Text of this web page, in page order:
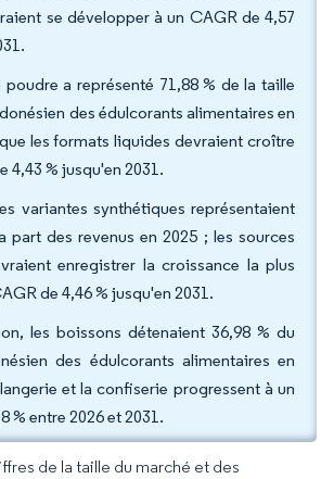
se développer à un CAGR de 4,57
a représenté 71,88 % de la taille
des édulcorants alimentaires en
les formats liquides devraient croître
4,43 % jusqu'en 2031.
variantes synthétiques représentaient
part des revenus en 2025 ; les sources
enregistrer la croissance la plus
de 4,46 % jusqu'en 2031.
les boissons détenaient 36,98 % du
des édulcorants alimentaires en
et la confiserie progressent à un
% entre 2026 et 2031.
de la taille du marché et des